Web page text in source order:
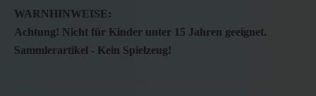
WARNHINWEISE:
Achtung! Nicht für Kinder unter 15 Jahren geeignet.
Sammlerartikel - Kein Spielzeug!